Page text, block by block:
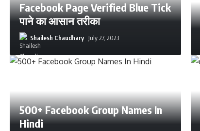
Facebook Page Verified Blue Tick
पाने का आसान तरीका
Shailesh Chaudhary July 27, 2023
500+ Facebook Group Names In
Hindi